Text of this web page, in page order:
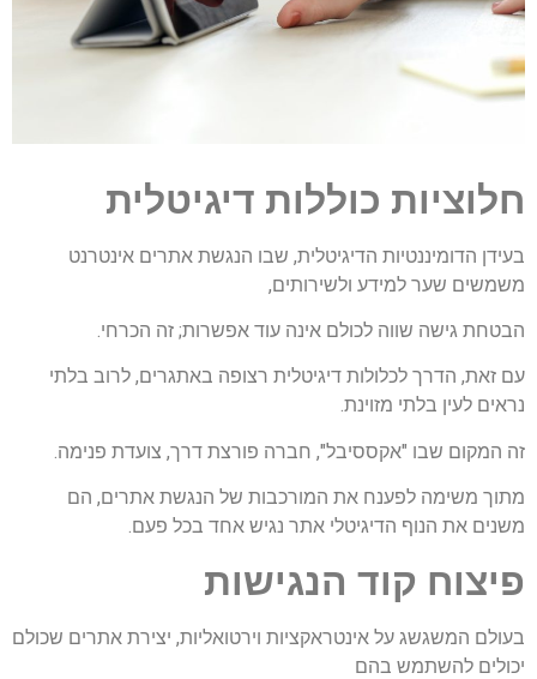
חלוציות כוללות דיגיטלית
בעידן הדומיננטיות הדיגיטלית, שבו הנגשת אתרים אינטרנט
משמשים שער למידע ולשירותים,
הבטחת גישה שווה לכולם אינה עוד אפשרות; זה הכרחי.
עם זאת, הדרך לכלולות דיגיטלית רצופה באתגרים, לרוב בלתי
נראים לעין בלתי מזוינת.
זה המקום שבו "אקססיבל", חברה פורצת דרך, צועדת פנימה.
מתוך משימה לפענח את המורכבות של הנגשת אתרים, הם
משנים את הנוף הדיגיטלי אתר נגיש אחד בכל פעם.
פיצוח קוד הנגישות
בעולם המשגשג על אינטראקציות וירטואליות, יצירת אתרים שכולם
יכולים להשתמש בהם